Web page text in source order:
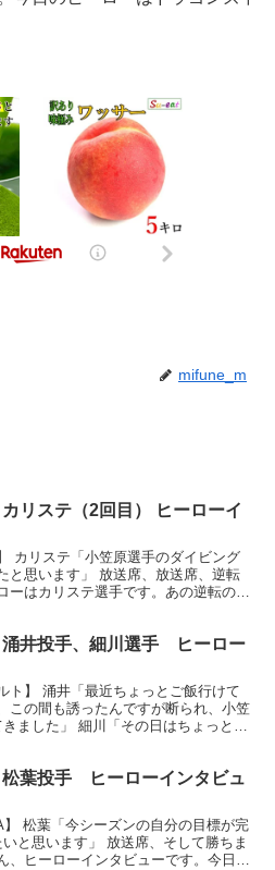
mifune_m
（2回目） ヒーローイ
カリステ「小笠原選手のダイビング
と思います」 放送席、放送席、逆転
ーはカリステ選手です。あの逆転の一
井投手、細川選手 ヒーロー
ト】 涌井「最近ちょっとご飯行けて
この間も誘ったんですが断られ、小笠
ました」 細川「その日はちょっと僕
葉投手 ヒーローインタビュ
】 松葉「今シーズンの自分の目標が完
と思います」 放送席、そして勝ちま
、ヒーローインタビューです。今日の